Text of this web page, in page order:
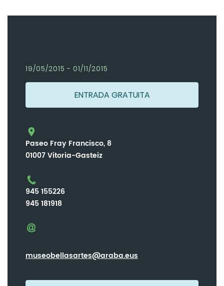
19/05/2015 - 01/11/2015
ENTRADA GRATUITA
Paseo Fray Francisco, 8
01007 Vitoria-Gasteiz
945 155226
945 181918
museobellasartes@araba.eus